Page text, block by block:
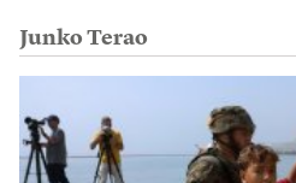
Junko Terao